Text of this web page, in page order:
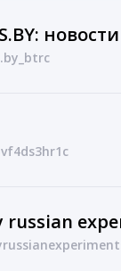
russian